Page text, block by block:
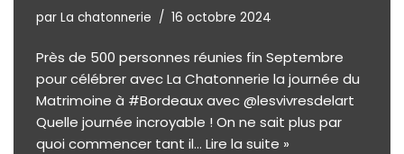
par La chatonnerie 16 octobre 2024
Près de 500 personnes réunies fin Septembre
pour célébrer avec La Chatonnerie la journée du
Matrimoine à #Bordeaux avec @lesvivresdelart
Quelle journée incroyable ! On ne sait plus par
quoi commencer tant il… Lire la suite »